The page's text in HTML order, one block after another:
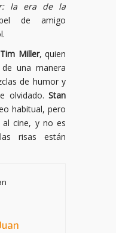
la era de la
de amigo
Tim Miller, quien
una manera
de humor y
olvidado. Stan
habitual, pero
al cine, y no es
risas están